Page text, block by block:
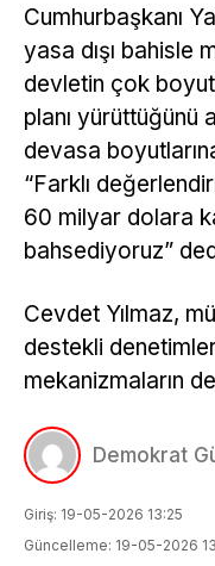
Cumhurbaşkanı
yasa dışı bahisle
devletin çok
planı yürüttüğünü
devasa
“Farklı
60 milyar dolara
bahsediyoruz”
Cevdet Yılmaz,
destekli
mekanizmaların
Demokrat
Giriş: 19-05-2026 13:25
Güncelleme: 19-05-2026